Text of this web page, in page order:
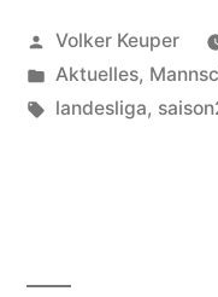
Veröffentlicht
von
Volker Keuper
Veröffentlicht
unter
Aktuelles,
Schlagwörter:
landesliga,